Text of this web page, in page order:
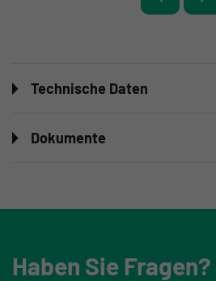
Technische Daten
Dokumente
Haben Sie Fragen?